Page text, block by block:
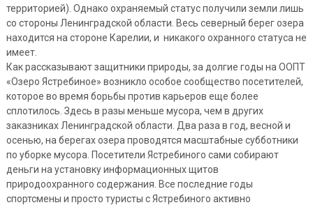
территорией). Однако охраняемый статус получили земли лишь
со стороны Ленинградской области. Весь северный берег озера
находится на стороне Карелии, и никакого охранного статуса не
имеет.
Как рассказывают защитники природы, за долгие годы на ООПТ
«Озеро Ястребиное» возникло особое сообщество посетителей,
которое во время борьбы против карьеров еще более
сплотилось. Здесь в разы меньше мусора, чем в других
заказниках Ленинградской области. Два раза в год, весной и
осенью, на берегах озера проводятся масштабные субботники
по уборке мусора. Посетители Ястребиного сами собирают
деньги на установку информационных щитов
природоохранного содержания. Все последние годы
спортсмены и просто туристы с Ястребиного активно